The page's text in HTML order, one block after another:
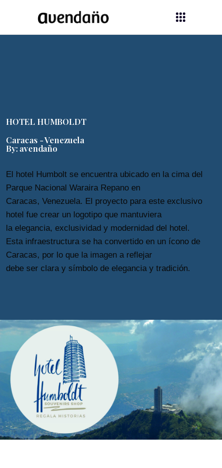
HOTEL HUMBOLDT
Caracas - Venezuela
By: avendaño
El hotel Humbolt se encuentra ubicado en la cima del
Parque Nacional Waraira Repano en
Caracas, Venezuela. El proyecto para este exclusivo
hotel fue crear un logotipo que mantuviera
la elegancia, exclusividad y modernidad del hotel.
Esta infraestructura se ha convertido en un ícono de
Caracas, por lo que la imagen a reflejar
debe ser clara y símbolo de elegancia y tradición.